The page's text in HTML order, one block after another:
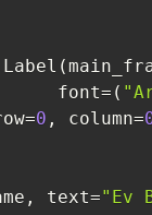
Label (
font
= (
=0 , column=
, text="Ev